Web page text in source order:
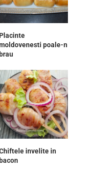
Placinte
poale-n
brau
invelite in
bacon